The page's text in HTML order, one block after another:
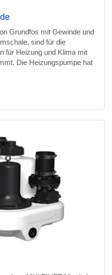
Grundfos mit Gewinde und
sind für die
für Heizung und Klima mit
Die Heizungspumpe hat